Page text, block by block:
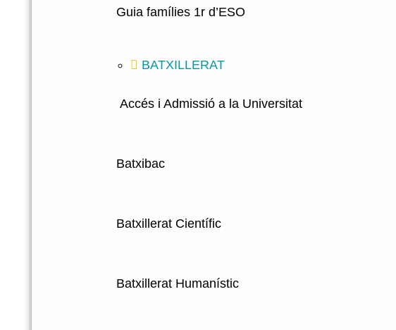
Guia famílies 1r d’ESO
BATXILLERAT
Accés i Admissió a la Universitat
Batxibac
Batxillerat Científic
Batxillerat Humanístic